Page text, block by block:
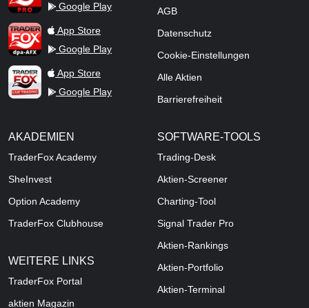
Google Play
TraderFox dpa-AFX ProFeed
App Store
Google Play
TraderFox Live Trading
App Store
Google Play
AGB
Datenschutz
Cookie-Einstellungen
Alle Aktien
Barrierefreiheit
AKADEMIEN
TraderFox Academy
SheInvest
Option Academy
TraderFox Clubhouse
WEITERE LINKS
TraderFox Portal
aktien Magazin
SOFTWARE-TOOLS
Trading-Desk
Aktien-Screener
Charting-Tool
Signal Trader Pro
Aktien-Rankings
Aktien-Portfolio
Aktien-Terminal